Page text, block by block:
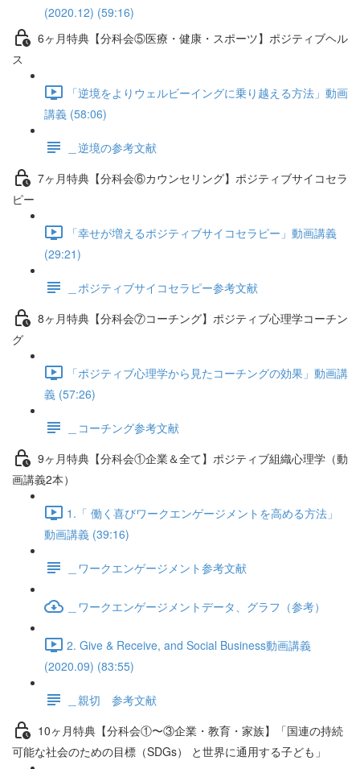
(2020.12) (59:16)
6ヶ月特典【分科会⑤医療・健康・スポーツ】ポジティブヘル
ス
「逆境をよりウェルビーイングに乗り越える方法」動画
講義 (58:06)
＿逆境の参考文献
7ヶ月特典【分科会⑥カウンセリング】ポジティブサイコセラ
ピー
「幸せが増えるポジティブサイコセラピー」動画講義
(29:21)
＿ポジティブサイコセラピー参考文献
8ヶ月特典【分科会⑦コーチング】ポジティブ心理学コーチン
グ
「ポジティブ心理学から見たコーチングの効果」動画講
義 (57:26)
＿コーチング参考文献
9ヶ月特典【分科会①企業＆全て】ポジティブ組織心理学（動
画講義2本）
1.「 働く喜びワークエンゲージメントを高める方法」
動画講義 (39:16)
＿ワークエンゲージメント参考文献
＿ワークエンゲージメントデータ、グラフ（参考）
2. Give & Receive, and Social Business動画講義
(2020.09) (83:55)
＿親切 参考文献
10ヶ月特典【分科会①〜③企業・教育・家族】「国連の持続
可能な社会のための目標（SDGs） と世界に通用する子ども」